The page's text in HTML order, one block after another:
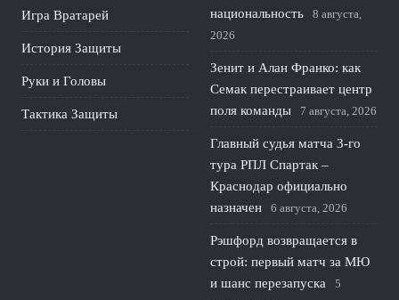
Игра Вратарей
История Защиты
Руки и Головы
Тактика Защиты
национальность
8 августа,
2026
Зенит и Алан Франко: как
Семак перестраивает центр
поля команды
7 августа, 2026
Главный судья матча 3-го
тура РПЛ Спартак –
Краснодар официально
назначен
6 августа, 2026
Рэшфорд возвращается в
строй: первый матч за МЮ
и шанс перезапуска
5